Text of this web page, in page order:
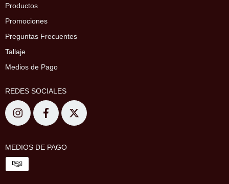
Productos
Promociones
Preguntas Frecuentes
Tallaje
Medios de Pago
REDES SOCIALES
MEDIOS DE PAGO